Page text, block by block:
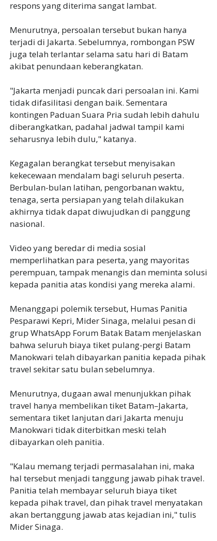
respons yang diterima sangat lambat.
‎Menurutnya, persoalan tersebut bukan hanya
terjadi di Jakarta. Sebelumnya, rombongan PSW
juga telah terlantar selama satu hari di Batam
akibat penundaan keberangkatan.
‎"Jakarta menjadi puncak dari persoalan ini. Kami
tidak difasilitasi dengan baik. Sementara
kontingen Paduan Suara Pria sudah lebih dahulu
diberangkatkan, padahal jadwal tampil kami
seharusnya lebih dulu," katanya.
‎Kegagalan berangkat tersebut menyisakan
kekecewaan mendalam bagi seluruh peserta.
Berbulan-bulan latihan, pengorbanan waktu,
tenaga, serta persiapan yang telah dilakukan
akhirnya tidak dapat diwujudkan di panggung
nasional.
‎Video yang beredar di media sosial
memperlihatkan para peserta, yang mayoritas
perempuan, tampak menangis dan meminta solusi
kepada panitia atas kondisi yang mereka alami.
‎Menanggapi polemik tersebut, Humas Panitia
Pesparawi Kepri, Mider Sinaga, melalui pesan di
grup WhatsApp Forum Batak Batam menjelaskan
bahwa seluruh biaya tiket pulang-pergi Batam
Manokwari telah dibayarkan panitia kepada pihak
travel sekitar satu bulan sebelumnya.
‎Menurutnya, dugaan awal menunjukkan pihak
travel hanya membelikan tiket Batam–Jakarta,
sementara tiket lanjutan dari Jakarta menuju
Manokwari tidak diterbitkan meski telah
dibayarkan oleh panitia.
‎"Kalau memang terjadi permasalahan ini, maka
hal tersebut menjadi tanggung jawab pihak travel.
Panitia telah membayar seluruh biaya tiket
kepada pihak travel, dan pihak travel menyatakan
akan bertanggung jawab atas kejadian ini," tulis
Mider Sinaga.